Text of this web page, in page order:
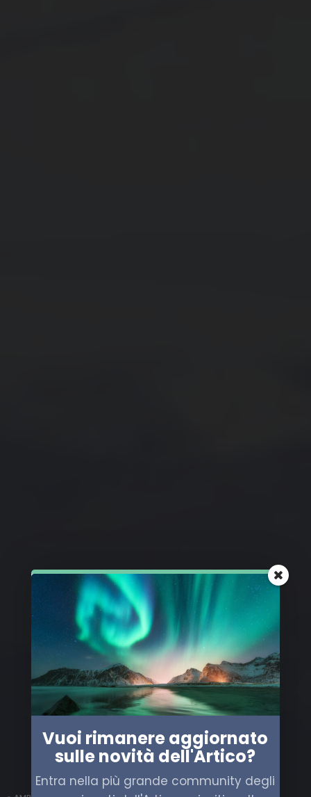
Vuoi rimanere aggiornato
sulle novità dell'Artico?
Entra nella più grande community degli